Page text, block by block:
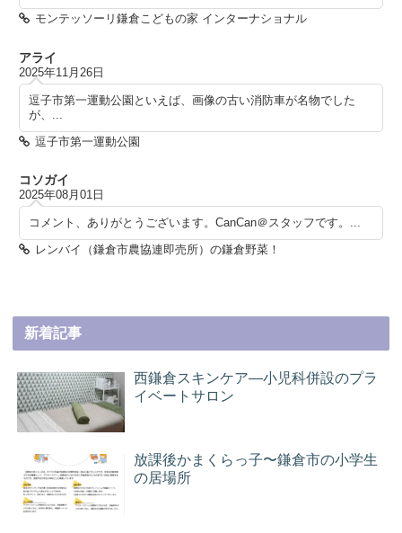
モンテッソーリ鎌倉こどもの家 インターナショナル
アライ
2025年11月26日
逗子市第一運動公園といえば、画像の古い消防車が名物でした
が、...
逗子市第一運動公園
コソガイ
2025年08月01日
コメント、ありがとうございます。CanCan＠スタッフです。...
レンバイ（鎌倉市農協連即売所）の鎌倉野菜！
新着記事
西鎌倉スキンケア―小児科併設のプラ
イベートサロン
放課後かまくらっ子〜鎌倉市の小学生
の居場所